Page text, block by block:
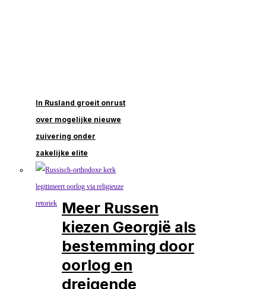
In Rusland groeit onrust
over mogelijke nieuwe
zuivering onder
zakelijke elite
Meer Russen
kiezen Georgië als
bestemming door
oorlog en
dreigende